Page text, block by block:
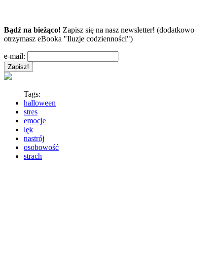
Bądź na bieżąco! Zapisz się na nasz newsletter! (dodatkowo
otrzymasz eBooka "Iluzje codzienności")
e-mail:
Tags:
halloween
stres
emocje
lęk
nastrój
osobowość
strach